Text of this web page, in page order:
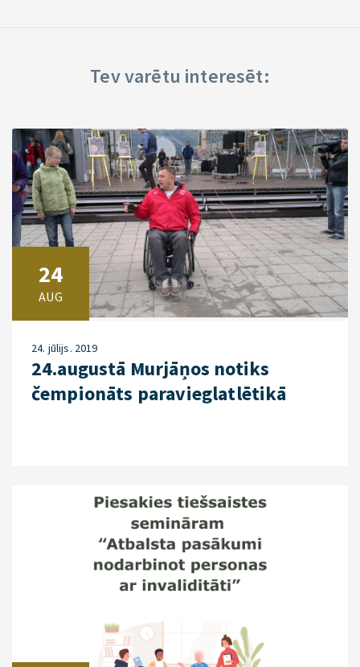
Tev varētu interesēt:
24
AUG
24. jūlijs. 2019
24.augustā Murjāņos notiks
čempionāts paravieglatlētikā